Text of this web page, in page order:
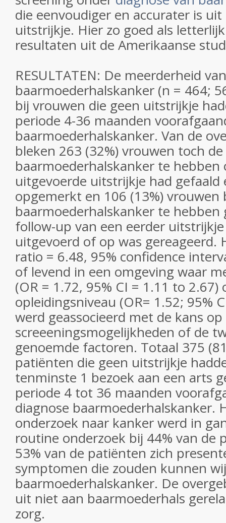
die eenvoudiger en accurater is
uitstrijkje. Hier zo goed als
resultaten uit de Amerikaanse
RESULTATEN: De meerderheid
baarmoederhalskanker (n = 464;
bij vrouwen die geen uitstrijkje
periode 4-36 maanden
baarmoederhalskanker. Van de
bleken 263 (32%) vrouwen toch
baarmoederhalskanker te
uitgevoerde uitstrijkje had gefaald
opgemerkt en 106 (13%) vrouwen
baarmoederhalskanker te
follow-up van een eerder
uitgevoerd of op was gereageerd.
ratio = 6.48, 95% confidence
of levend in een omgeving waar
(OR = 1.72, 95% CI = 1.11 to 2.67)
opleidingsniveau (OR= 1.52; 95%
werd geassocieerd met de kans
screeeningsmogelijkheden of de
genoemde factoren. Totaal 375
patiënten die geen uitstrijkje
tenminste 1 bezoek aan een arts
periode 4 tot 36 maanden
diagnose baarmoederhalskanker.
onderzoek naar kanker werd in
routine onderzoek bij 44% van de
53% van de patiënten zich
symptomen die zouden kunnen
baarmoederhalskanker. De
uit niet aan baarmoederhals
zorg.